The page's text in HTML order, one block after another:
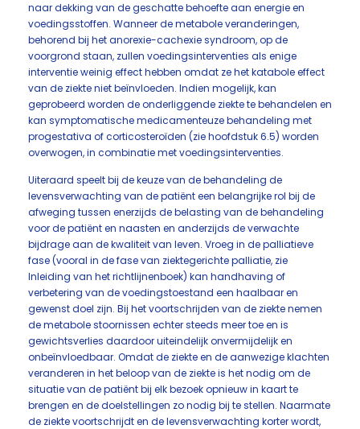
naar dekking van de geschatte behoefte aan energie en
voedingsstoffen. Wanneer de metabole veranderingen,
behorend bij het anorexie-cachexie syndroom, op de
voorgrond staan, zullen voedingsinterventies als enige
interventie weinig effect hebben omdat ze het katabole effect
van de ziekte niet beïnvloeden. Indien mogelijk, kan
geprobeerd worden de onderliggende ziekte te behandelen en
kan symptomatische medicamenteuze behandeling met
progestativa of corticosteroïden (zie hoofdstuk 6.5) worden
overwogen, in combinatie met voedingsinterventies.
Uiteraard speelt bij de keuze van de behandeling de
levensverwachting van de patiënt een belangrijke rol bij de
afweging tussen enerzijds de belasting van de behandeling
voor de patiënt en naasten en anderzijds de verwachte
bijdrage aan de kwaliteit van leven. Vroeg in de palliatieve
fase (vooral in de fase van ziektegerichte palliatie, zie
Inleiding van het richtlijnenboek) kan handhaving of
verbetering van de voedingstoestand een haalbaar en
gewenst doel zijn. Bij het voortschrijden van de ziekte nemen
de metabole stoornissen echter steeds meer toe en is
gewichtsverlies daardoor uiteindelijk onvermijdelijk en
onbeïnvloedbaar. Omdat de ziekte en de aanwezige klachten
veranderen in het beloop van de ziekte is het nodig om de
situatie van de patiënt bij elk bezoek opnieuw in kaart te
brengen en de doelstellingen zo nodig bij te stellen. Naarmate
de ziekte voortschrijdt en de levensverwachting korter wordt,